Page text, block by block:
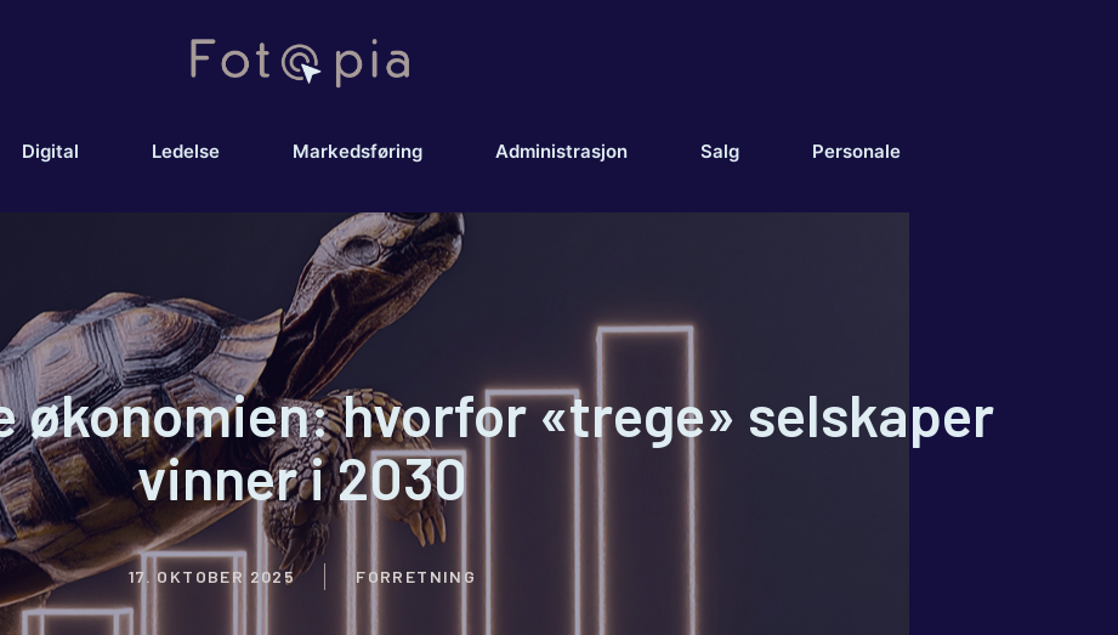
Digital Ledelse Markedsføring Administrasjon Salg Personale
økonomien: hvorfor «trege» selskaper
vinner i 2030
17. OKTOBER 2025 FORRETNING